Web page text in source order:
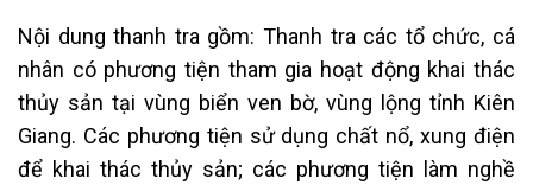
Nội dung thanh tra gồm: Thanh tra các tổ chức, cá
nhân có phương tiện tham gia hoạt động khai thác
thủy sản tại vùng biển ven bờ, vùng lộng tỉnh Kiên
Giang. Các phương tiện sử dụng chất nổ, xung điện
để khai thác thủy sản; các phương tiện làm nghề